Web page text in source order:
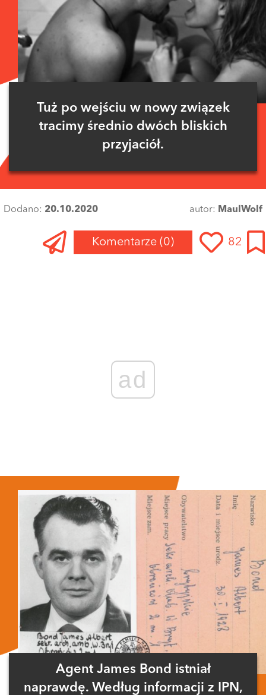
Tuż po wejściu w nowy związek
tracimy średnio dwóch bliskich
przyjaciół.
Dodano: 20.10.2020 autor: MaulWolf
Komentarze (0) 82
ad
Agent James Bond istniał
naprawdę. Według informacji z IPN,